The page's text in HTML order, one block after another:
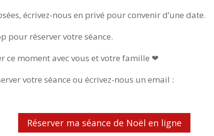
écrivez-nous en privé pour convenir d’une date.
pour réserver votre séance.
ce moment avec vous et votre famille ❤
votre séance ou écrivez-nous un email :
Réserver ma séance de Noël en ligne